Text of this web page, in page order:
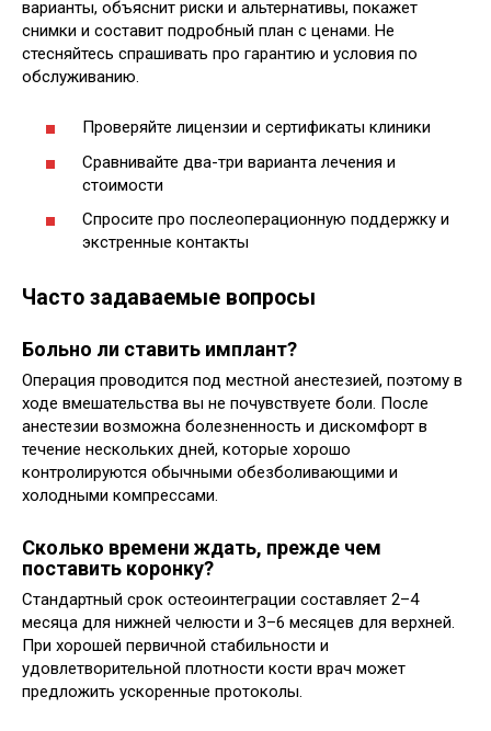
варианты, объяснит риски и альтернативы, покажет
снимки и составит подробный план с ценами. Не
стесняйтесь спрашивать про гарантию и условия по
обслуживанию.
Проверяйте лицензии и сертификаты клиники
Сравнивайте два-три варианта лечения и
стоимости
Спросите про послеоперационную поддержку и
экстренные контакты
Часто задаваемые вопросы
Больно ли ставить имплант?
Операция проводится под местной анестезией, поэтому в
ходе вмешательства вы не почувствуете боли. После
анестезии возможна болезненность и дискомфорт в
течение нескольких дней, которые хорошо
контролируются обычными обезболивающими и
холодными компрессами.
Сколько времени ждать, прежде чем
поставить коронку?
Стандартный срок остеоинтеграции составляет 2–4
месяца для нижней челюсти и 3–6 месяцев для верхней.
При хорошей первичной стабильности и
удовлетворительной плотности кости врач может
предложить ускоренные протоколы.